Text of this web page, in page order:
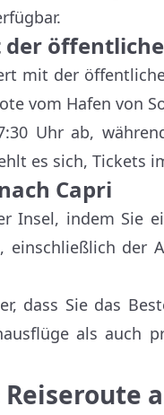
mit der
vom Hafen von
Uhr ab,
es sich, Tickets
Capri
Insel, indem Sie
einschließlich der
dass Sie das
als auch